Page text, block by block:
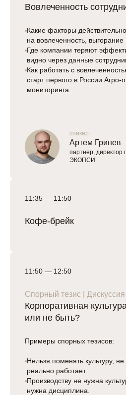
Вовлеченность
Какие факторы
на вовлеченность, выгорание
Где компании теряют
видно через данные
Как работать с
старт первого в России Агро-
мониторинга
спикер
Артем Гринев
партнер, директор
ЭКОПСИ
11:35 — 11:50
Кофе-брейк
11:50 — 12:50
Спорный тезис | Дискуссия
Корпоративная
или не быть?
Примеры спорных тезисов:
Нельзя поменять культуру,
реально работает
Производству не нужна
нужна дисциплина.